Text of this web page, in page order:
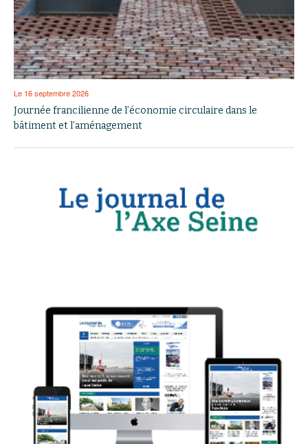
Le 16 septembre 2026
Journée francilienne de l’économie circulaire dans le
bâtiment et l’aménagement